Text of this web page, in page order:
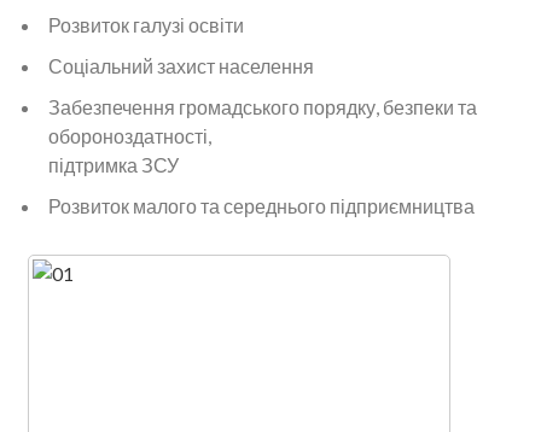
Розвиток галузі освіти
Соціальний захист населення
Забезпечення громадського порядку, безпеки та
обороноздатності,
підтримка ЗСУ
Розвиток малого та середнього підприємництва